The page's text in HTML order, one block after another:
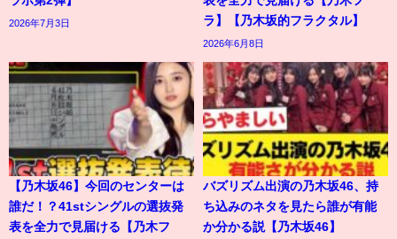
2026年7月3日
ラ】【乃木坂的フラクタル】
2026年6月8日
【乃木坂46】今回のセンターは
誰だ！？41stシングルの選抜発
表を全力で見届ける【乃木フ
バズリズム出演の乃木坂46、持
ち込みのネタを見たら誰が有能
か分かる説【乃木坂46】